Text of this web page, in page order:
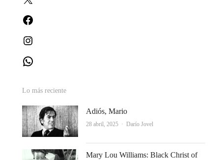
Lo más reciente
Adiós, Mario
28 abril, 2025 Autor
Darío Jovel
Mary Lou Williams: Black Christ of